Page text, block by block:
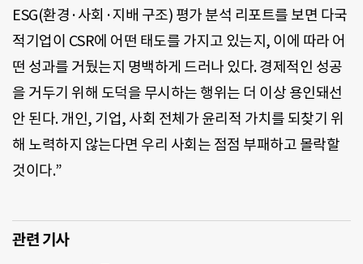
ESG(환경·사회·지배 구조) 평가 분석 리포트를 보면 다국
적기업이 CSR에 어떤 태도를 가지고 있는지, 이에 따라 어
떤 성과를 거뒀는지 명백하게 드러나 있다. 경제적인 성공
을 거두기 위해 도덕을 무시하는 행위는 더 이상 용인돼선
안 된다. 개인, 기업, 사회 전체가 윤리적 가치를 되찾기 위
해 노력하지 않는다면 우리 사회는 점점 부패하고 몰락할
것이다.”
관련 기사